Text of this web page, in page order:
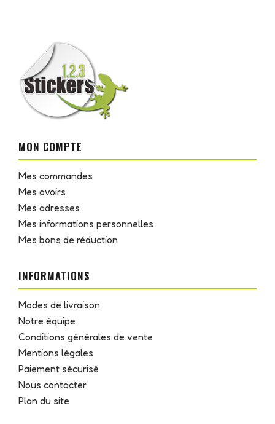
MON COMPTE
Mes commandes
Mes avoirs
Mes adresses
Mes informations personnelles
Mes bons de réduction
INFORMATIONS
Modes de livraison
Notre équipe
Conditions générales de vente
Mentions légales
Paiement sécurisé
Nous contacter
Plan du site